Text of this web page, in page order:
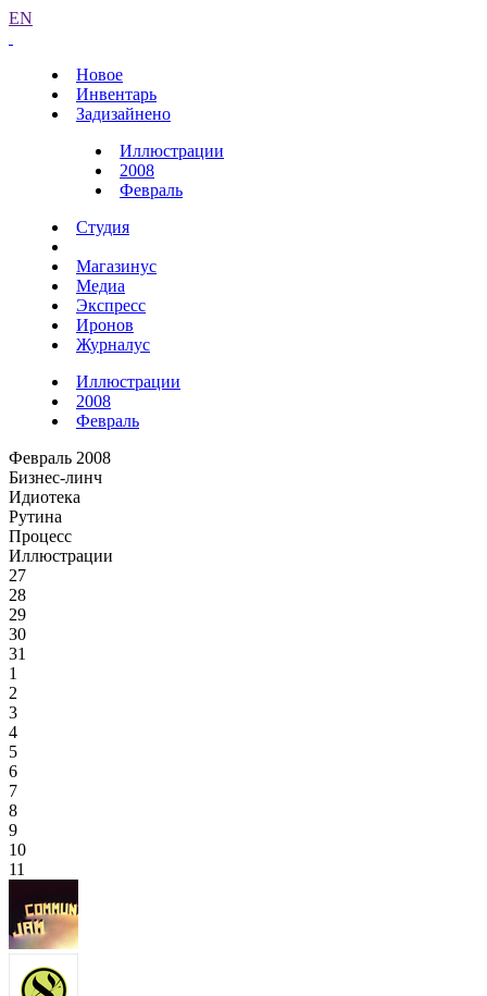
EN
Новое
Инвентарь
Задизайнено
Иллюстрации
2008
Февраль
Студия
Магазинус
Медиа
Экспресс
Иронов
Журналус
Иллюстрации
2008
Февраль
Февраль 2008
Бизнес-линч
Идиотека
Рутина
Процесс
Иллюстрации
27
28
29
30
31
1
2
3
4
5
6
7
8
9
10
11